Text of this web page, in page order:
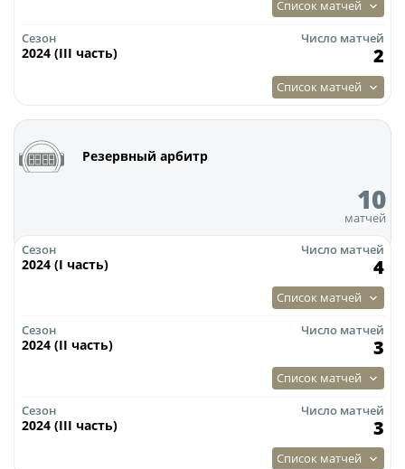
Статистика
О турнире
Регламентирующие документы
Список матчей
Сезон
2024 (III часть)
Число матчей
2
Список матчей
Резервный арбитр
матчей
10
Сезон
2024 (I часть)
Число матчей
4
Список матчей
Сезон
2024 (II часть)
Число матчей
3
Список матчей
Сезон
2024 (III часть)
Число матчей
3
Список матчей